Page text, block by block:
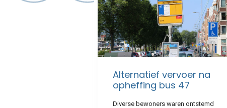
Alternatief vervoer na
opheffing bus 47
Diverse bewoners waren ontstemd